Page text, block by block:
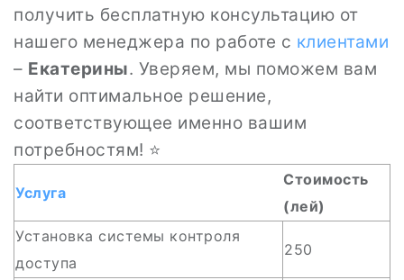
получить бесплатную консультацию от
нашего менеджера по работе с клиентами
– Екатерины. Уверяем, мы поможем вам
найти оптимальное решение,
соответствующее именно вашим
потребностям! ⭐
Услуга
Стоимость
(лей)
Установка системы контроля
доступа
250